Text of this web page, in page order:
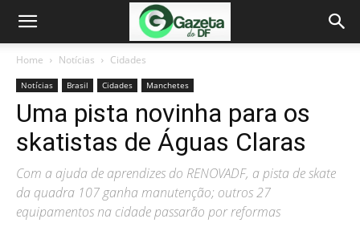
Home Notícias Cidades
Notícias Brasil Cidades Manchetes
Uma pista novinha para os
skatistas de Águas Claras
Com a ajuda de aprendizes do RENOVADF, a pista de skate
da quadra 107 ganha manutenção; outros 27
equipamentos na cidade passarão por reformas